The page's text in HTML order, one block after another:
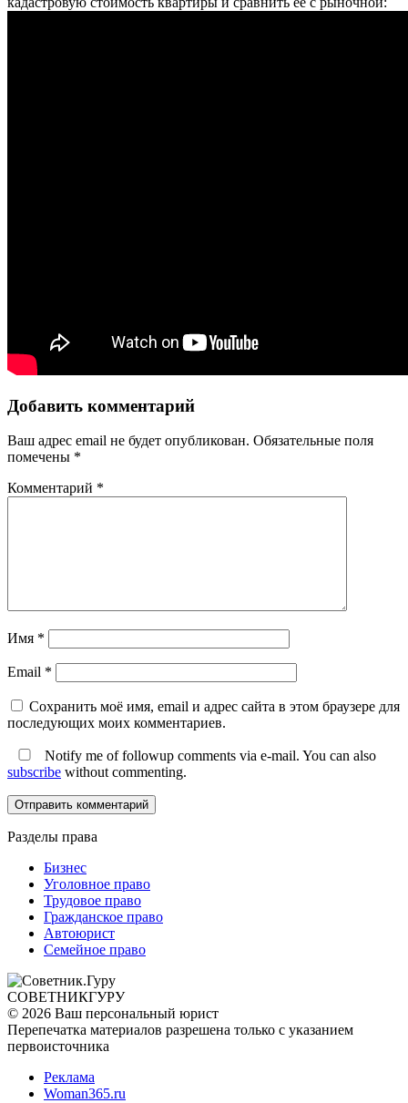
Добавить комментарий
Ваш адрес email не будет опубликован. Обязательные поля
помечены *
Комментарий *
Имя *
Email *
Сохранить моё имя, email и адрес сайта в этом браузере для
последующих моих комментариев.
Notify me of followup comments via e-mail. You can also
subscribe without commenting.
Разделы права
Бизнес
Уголовное право
Трудовое право
Гражданское право
Автоюрист
Семейное право
СОВЕТНИКГУРУ
© 2026 Ваш персональный юрист
Перепечатка материалов разрешена только с указанием
первоисточника
Реклама
Woman365.ru